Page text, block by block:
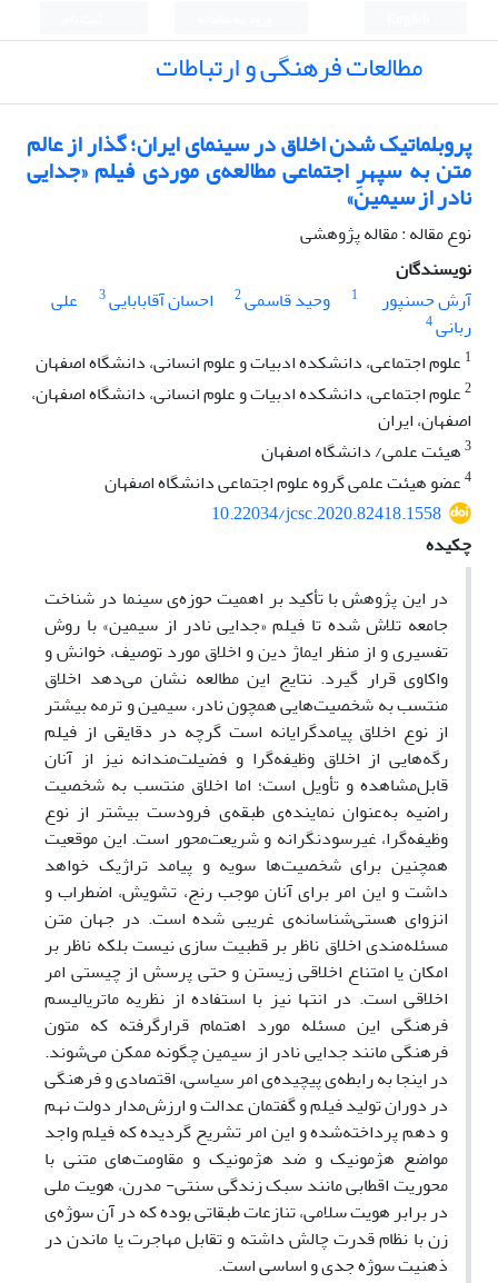
مطالعات فرهنگی و ارتباطات
پروبلماتیک شدن اخلاق در سینمای ایران؛ گذار از عالم
متن به سپهرِ اجتماعی مطالعه‌ی موردی فیلم «جدایی
نادر از سیمین»
نوع مقاله : مقاله پژوهشی
نویسندگان
آرش حسنپور
1 وحید قاسمی2 احسان آقابابایی3
علی
ربانی4
1 علوم اجتماعی، دانشکده ادبیات و علوم انسانی، دانشگاه اصفهان
2علوم اجتماعی، دانشکده ادبیات و علوم انسانی، دانشگاه اصفهان،
اصفهان، ایران
3هیئت علمی/ دانشگاه اصفهان
4عضو هیئت علمی گروه علوم اجتماعی دانشگاه اصفهان
10.22034/jcsc.2020.82418.1558
چکیده
در این پژوهش با تأکید بر اهمیت حوزه‌ی سینما در شناخت
جامعه تلاش شده تا فیلم «جدایی نادر از سیمین» با روش
تفسیری و از منظر ایماژ دین و اخلاق مورد توصیف، خوانش و
واکاوی قرار گیرد. نتایج این مطالعه نشان می‌دهد اخلاق
منتسب به شخصیت‌هایی همچون نادر، سیمین و ترمه بیشتر
از نوع اخلاق پیامدگرایانه است گرچه در دقایقی از فیلم
رگه‌هایی از اخلاق وظیفه‌گرا و فضیلت‌مندانه نیز از آنان
قابل‌مشاهده و تأویل است؛ اما اخلاق منتسب به شخصیت
راضیه به‌عنوان نماینده‌ی طبقه‌ی فرودست بیشتر از نوع
وظیفه‌گرا، غیرسودنگرانه و شریعت‌محور است. این موقعیت
همچنین برای شخصیت‌ها سویه‌ و پیامد تراژیک خواهد
داشت و این امر برای آنان موجب رنج، تشویش، اضطراب و
انزوای هستی‌شناسانه‌ی غریبی شده است. در جهان متن
مسئله‌مندی اخلاق ناظر بر قطبیت سازی نیست بلکه ناظر بر
امکان یا امتناع اخلاقی زیستن و حتی پرسش از چیستی امر
اخلاقی است. در انتها نیز با استفاده از نظریه ماتریالیسم
فرهنگی این مسئله مورد اهتمام قرارگرفته که متون
فرهنگی مانند جدایی نادر از سیمین چگونه ممکن می‌شوند.
در اینجا به رابطه‌ی پیچیده‌ی امر سیاسی، اقتصادی و فرهنگی
در دوران تولید فیلم و گفتمان عدالت و ارزش‌مدار دولت نهم
و دهم پرداخته‌شده و این امر تشریح گردیده که فیلم واجد
مواضع هژمونیک و ضد هژمونیک و مقاومت‌های متنی با
محوریت اقطابی مانند سبک زندگی سنتی- مدرن، هویت ملی
در برابر هویت سلامی، تنازعات طبقاتی بوده که در آن سوژه‌ی
زن با نظام قدرت چالش داشته و تقابل مهاجرت یا ماندن در
ذهنیت سوژه جدی و اساسی است.